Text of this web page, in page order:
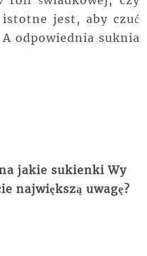
istotne jest, aby czuć
odpowiednia suknia
jakie sukienki Wy
największą uwagę?